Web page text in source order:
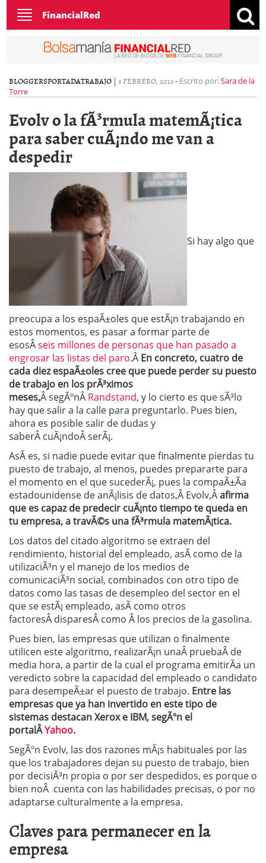
Toggle
navigation
FinancialRed
BLOGGERSPORTADATRABAJO | 3 FEBRERO, 2013- Escrito por:Sara de la
Torre
Evolv o la fÃ³rmula matemÃ¡tica
para saber cuÃ¡ndo me van a
despedir
Si hay algo que
preocupa a los espaÃ±oles que estÃ¡n trabajando en
estos momentos, es pasar a formar parte de
esosÂseis millones de personas que han pasado a
engrosar las listas del paro.Â En concreto, cuatro de
cada diez espaÃ±oles cree que puede perder su puesto
de trabajo en los prÃ³ximos
meses,Â segÃºnÂ Randstand, y lo cierto es que sÃ³lo
hay que salir a la calle para preguntarlo. Pues bien,
ahora es posible salir de dudas y
saberÂ cuÃ¡ndoÂ serÃ¡.
AsÃ­ es, si nadie puede evitar que finalmente pierdas tu
puesto de trabajo, al menos, puedes prepararte para
el momento en el que sucederÃ¡, pues la compaÃ±Ã­a
estadounidense de anÃ¡lisis de datos,Â Evolv,Âafirma
que es capaz de predecir cuÃ¡nto tiempo te queda en
tu empresa, a travÃ©s una fÃ³rmula matemÃ¡tica.
Los datos del citado algoritmo se extraen del
rendimiento, historial del empleado, asÃ­ como de la
utilizaciÃ³n y el manejo de los medios de
comunicaciÃ³n social, combinados con otro tipo de
datos como las tasas de desempleo del sector en el
que se estÃ¡ empleado, asÃ­ como otros
factoresÂ disparesÂ como Â los precios de la gasolina.
Pues bien, las empresas que utilizan o finalmente
utilicen este algoritmo, realizarÃ¡n unaÂ pruebaÂ de
media hora, a partir de la cual el programa emitirÃ­a un
veredicto sobre la capacidad del empleado o candidato
para desempeÃ±ar el puesto de trabajo. Entre las
empresas que ya han invertido en este tipo de
sistemas destacan Xerox e IBM, segÃºn el
portalÂYahoo.
SegÃºn Evolv, las dos razones mÃ¡s habituales por las
que los trabajadores dejan su puesto de trabajo, bien
por decisiÃ³n propia o por ser despedidos, es porque o
bien noÂ cuenta con las habilidades precisas, o por no
adaptarse culturalmente a la empresa.
Claves para permanecer en la
empresa